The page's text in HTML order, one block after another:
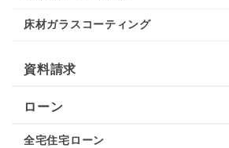
床材ガラスコーティング
資料請求
ローン
全宅住宅ローン